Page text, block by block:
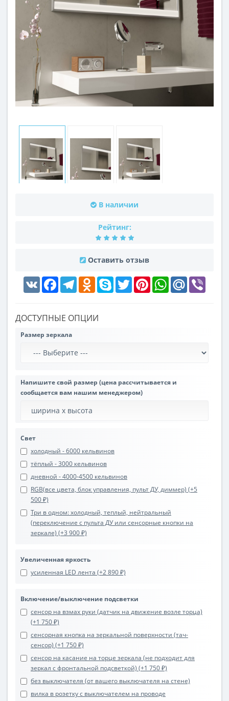
В наличии
Рейтинг:
Оставить отзыв
VK FacebookTelegramOdnoklassniki
Skype Twitter PinterestWhatsAppMail.Ru
ДОСТУПНЫЕ ОПЦИИ
Размер зеркала
Напишите свой размер (цена рассчитывается и
сообщается вам нашим менеджером)
Свет
холодный - 6000 кельвинов
тёплый - 3000 кельвинов
дневной - 4000-4500 кельвинов
RGB(все цвета, блок управления, пульт ДУ, диммер) (+5
500 ₽)
Три в одном: холодный, теплый, нейтральный
(переключение с пульта ДУ или сенсорные кнопки на
зеркале) (+3 900 ₽)
Увеличенная яркость
усиленная LED лента (+2 890 ₽)
Включение/выключение подсветки
сенсор на взмах руки (датчик на движение возле торца)
(+1 750 ₽)
сенсорная кнопка на зеркальной поверхности (тач-
сенсор) (+1 750 ₽)
сенсор на касание на торце зеркала (не подходит для
зеркал с фронтальной подсветкой) (+1 750 ₽)
без выключателя (от вашего выключателя на стене)
вилка в розетку с выключателем на проводе